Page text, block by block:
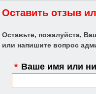
Оставить отзыв
Оставьте, пожалуйста,
или напишите вопрос
* Ваше имя или